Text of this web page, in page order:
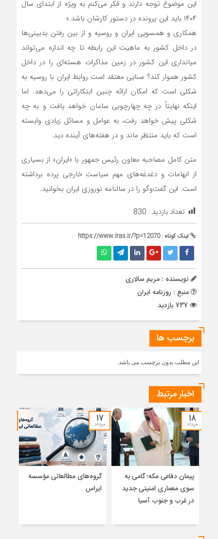
این موضوع توجه دارند و فکر می‌کنم به ویژه از ابتدای سال
۱۴۰۴ باید این پرونده در دستور کارشان باشد.»
همکاری و همسویی ایران و روسیه و از بین رفتن بدبینی‌ها
در داخل کشور به ماهیت این رابطه تا چه اندازه می‌تواند
میانداری این کشور در زمین مذاکرات هسته‌ای را در داخل
کشور هموار کند؟ سنایی معتقد است روابط ایران با روسیه به
شکلی است که امکان ارائه چنین ابتکاراتی را می‌دهد. اما
اینکه نهایتاً در چه چهارچوبی سامان خواهد یافت و به چه
شکلی پیش خواهد رفت، به عوامل و مسائل زیادی وابسته
است که باید منتظر ماند و در هفته‌های آینده دید.
متن کامل مصاحبه معاون رئیس جمهور با «ایران» از بسیاری
از ابهامات و دغدغه‌های مهم سیاست خارجی پرده برداشته
است. این گفت‌وگو را در سالنامه نوروزی ایران بخوانید.
تعداد بازدید : 830
لینک کوتاه :https://www.iras.ir/?p=12070
نویسنده : مریم سالاری
منبع : روزنامه ایران
برچسب ها
این مطلب بدون برچسب می باشد.
اخبار مرتبط
۱۸
مرداد
پیمان دفاعی مکه؛ گامی به
سوی معماری امنیتی جدید
در غرب و جنوب آسیا
۱۷
مرداد
گروه‌های مطالعاتی مؤسسه
ایراس